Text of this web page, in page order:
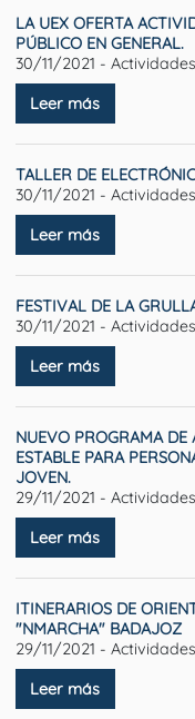
LA UEX OFERTA
PÚBLICO EN GENERAL.
30/11/2021 - Actividades
Leer más
TALLER DE
30/11/2021 - Actividades
Leer más
FESTIVAL DE LA
30/11/2021 - Actividades
Leer más
NUEVO PROGRAMA DE
ESTABLE PARA
JOVEN.
29/11/2021 - Actividades
Leer más
ITINERARIOS DE
"NMARCHA" BADAJOZ
29/11/2021 - Actividades
Leer más